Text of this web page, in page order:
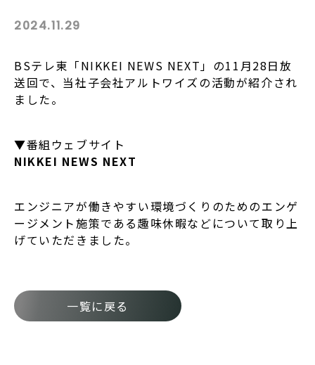
2024.11.29
BSテレ東「NIKKEI NEWS NEXT」の11月28日放
送回で、当社子会社アルトワイズの活動が紹介され
ました。
▼番組ウェブサイト
NIKKEI NEWS NEXT
エンジニアが働きやすい環境づくりのためのエンゲ
ージメント施策である趣味休暇などについて取り上
げていただきました。
一覧に戻る